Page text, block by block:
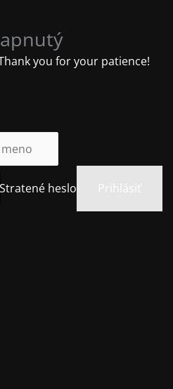
you for your patience!
Stratené heslo